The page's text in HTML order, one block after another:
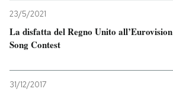
23/5/2021
La disfatta del Regno Unito all’Eurovision
Song Contest
31/12/2017